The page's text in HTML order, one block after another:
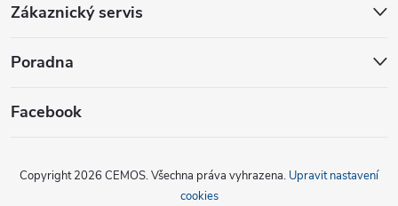
Zákaznický servis
Poradna
Facebook
Copyright 2026 CEMOS. Všechna práva vyhrazena. Upravit nastavení
cookies